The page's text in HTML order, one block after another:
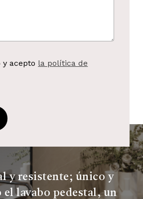
y acepto la política de
y resistente; único y
el lavabo pedestal, un